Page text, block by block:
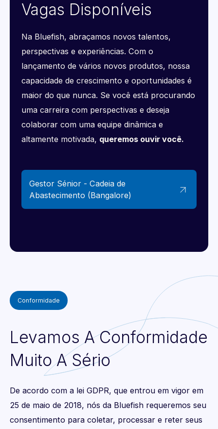
Vagas Disponíveis
Na Bluefish, abraçamos novos talentos,
perspectivas e experiências. Com o
lançamento de vários novos produtos, nossa
capacidade de crescimento e oportunidades é
maior do que nunca. Se você está procurando
uma carreira com perspectivas e deseja
colaborar com uma equipe dinâmica e
altamente motivada, queremos ouvir você.
Gestor Sénior - Cadeia de
Abastecimento (Bangalore)
Conformidade
Levamos A Conformidade
Muito A Sério
De acordo com a lei GDPR, que entrou em vigor em
25 de maio de 2018, nós da Bluefish requeremos seu
consentimento para coletar, processar e reter seus